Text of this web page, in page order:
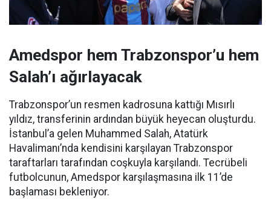
Amedspor hem Trabzonspor’u hem
Salah’ı ağırlayacak
Trabzonspor’un resmen kadrosuna kattığı Mısırlı
yıldız, transferinin ardından büyük heyecan oluşturdu.
İstanbul’a gelen Muhammed Salah, Atatürk
Havalimanı’nda kendisini karşılayan Trabzonspor
taraftarları tarafından coşkuyla karşılandı. Tecrübeli
futbolcunun, Amedspor karşılaşmasına ilk 11’de
başlaması bekleniyor.